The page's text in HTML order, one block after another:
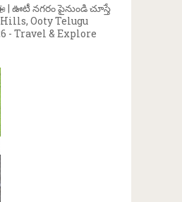
| ఊటీ నగరం పైనుండి చూస్తే
Ooty Telugu
- Travel & Explore